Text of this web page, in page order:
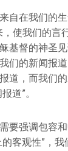
自在我们的
，使我们的言
基督的神圣
们的新闻报
道，而我们
道”。
要强调包容
的客观性”，